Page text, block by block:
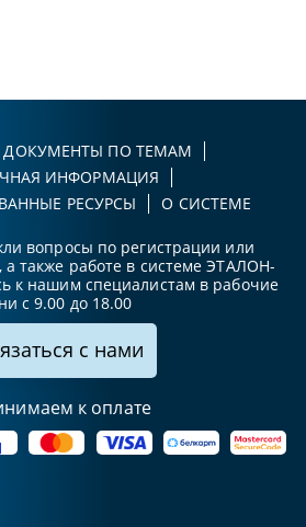
ДОКУМЕНТЫ ПО ТЕМАМ
ИНФОРМАЦИЯ
РЕСУРСЫ
О СИСТЕМЕ
вопросы по регистрации или
а также работе в системе ЭТАЛОН-
к нашим специалистам в рабочие
с 9.00 до 18.00
с нами
к оплате